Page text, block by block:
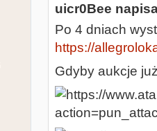
uicr0Bee
Po 4 dniach
https://
Gdyby aukcje